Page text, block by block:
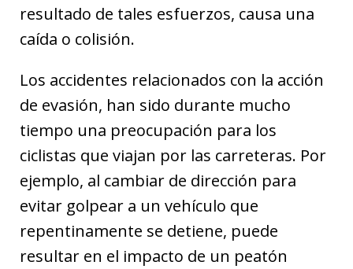
resultado de tales esfuerzos, causa una
caída o colisión.
Los accidentes relacionados con la acción
de evasión, han sido durante mucho
tiempo una preocupación para los
ciclistas que viajan por las carreteras. Por
ejemplo, al cambiar de dirección para
evitar golpear a un vehículo que
repentinamente se detiene, puede
resultar en el impacto de un peatón